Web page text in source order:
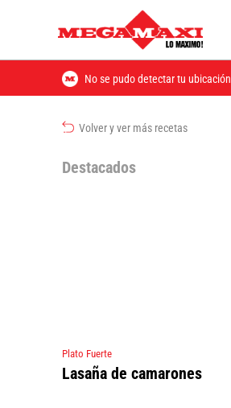
No se pudo detectar tu ubicación
Volver y ver más recetas
Destacados
Plato Fuerte
Lasaña de camarones